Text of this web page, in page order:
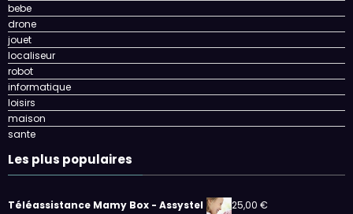
bebe
drone
jouet
localiseur
robot
informatique
loisirs
maison
sante
Les plus populaires
Téléassistance Mamy Box - Assystel 25,00 €